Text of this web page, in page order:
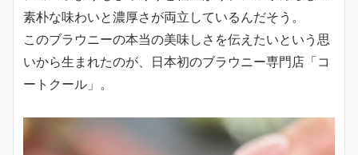
素朴な味わいと濃厚さが両立しているんだそう。
このブラウニーの本当の美味しさを伝えたいという思
いから生まれたのが、日本初のブラウニー専門店「コ
ートクール」。